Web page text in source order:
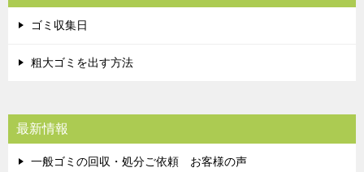
ゴミ収集日
粗大ゴミを出す方法
最新情報
一般ゴミの回収・処分ご依頼 お客様の声